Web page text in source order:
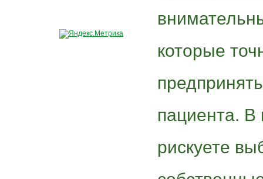
которые
пациента. В
рискуете